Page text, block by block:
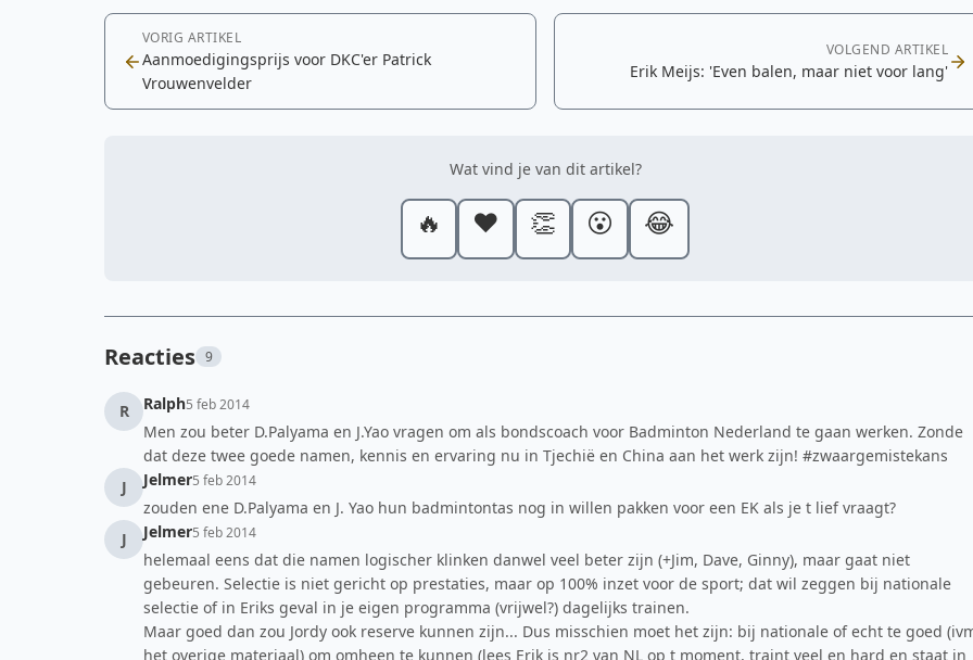
VORIG ARTIKEL
Aanmoedigingsprijs voor DKC'er Patrick
Vrouwenvelder
VOLGEND ARTIKEL
Erik Meijs: 'Even balen, maar niet voor lang'
Wat vind je van dit artikel?
🔥 ❤️ 👏 😮 😂
Reacties 9
R Ralph5 feb 2014
Men zou beter D.Palyama en J.Yao vragen om als bondscoach voor Badminton Nederland te gaan werken. Zonde
dat deze twee goede namen, kennis en ervaring nu in Tjechië en China aan het werk zijn! #zwaargemistekans
J
Jelmer5 feb 2014
zouden ene D.Palyama en J. Yao hun badmintontas nog in willen pakken voor een EK als je t lief vraagt?
J
Jelmer5 feb 2014
helemaal eens dat die namen logischer klinken danwel veel beter zijn (+Jim, Dave, Ginny), maar gaat niet
gebeuren. Selectie is niet gericht op prestaties, maar op 100% inzet voor de sport; dat wil zeggen bij nationale
selectie of in Eriks geval in je eigen programma (vrijwel?) dagelijks trainen.
Maar goed dan zou Jordy ook reserve kunnen zijn... Dus misschien moet het zijn: bij nationale of echt te goed
het overige materiaal) om omheen te kunnen (lees Erik is nr2 van NL op t moment, traint veel en hard en staat in